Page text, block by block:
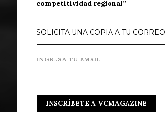
competitividad regional”
SOLICITA UNA COPIA A TU CORREO
INGRESA TU EMAIL